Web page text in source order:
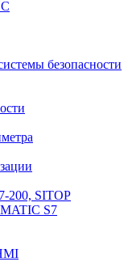
безопасноcти
200, SITOP
S7